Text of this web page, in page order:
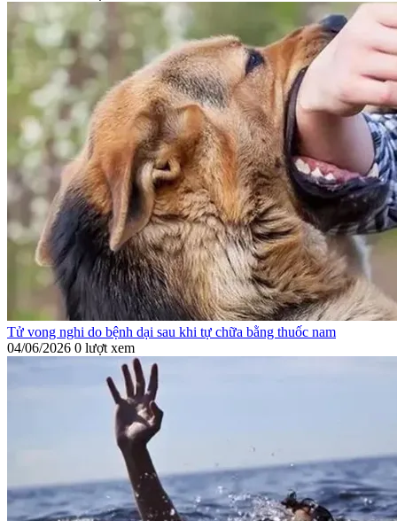
Tử vong nghi do bệnh dại sau khi tự chữa bằng thuốc nam
04/06/2026 0 lượt xem